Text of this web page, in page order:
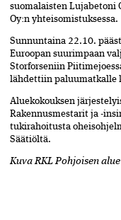
suomalaisten Lujabetoni
Oy:n yhteisomistuksessa.
Sunnuntaina 22.10.
Euroopan suurimpaan
Storforseniin
lähdettiin paluumatkalle
Aluekokouksen
Rakennusmestarit ja -
tukirahoitusta
Säätiöltä.
Kuva RKL Pohjoisen alue